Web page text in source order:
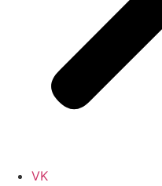
VK